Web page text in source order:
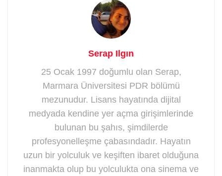
Serap Ilgın
25 Ocak 1997 doğumlu olan Serap,
Marmara Üniversitesi PDR bölümü
mezunudur. Lisans hayatında dijital
medyada kendine yer açma girişimlerinde
bulunan bu şahıs, şimdilerde
profesyonelleşme çabasındadır. Hayatın
uzun bir yolculuk ve keşiften ibaret olduğuna
inanmakta olup bu yolculukta ona sinema ve